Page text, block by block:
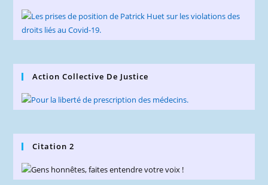
Action Collective De Justice
Citation 2